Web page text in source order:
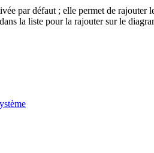
par défaut ; elle permet de rajouter
la liste pour la rajouter sur le